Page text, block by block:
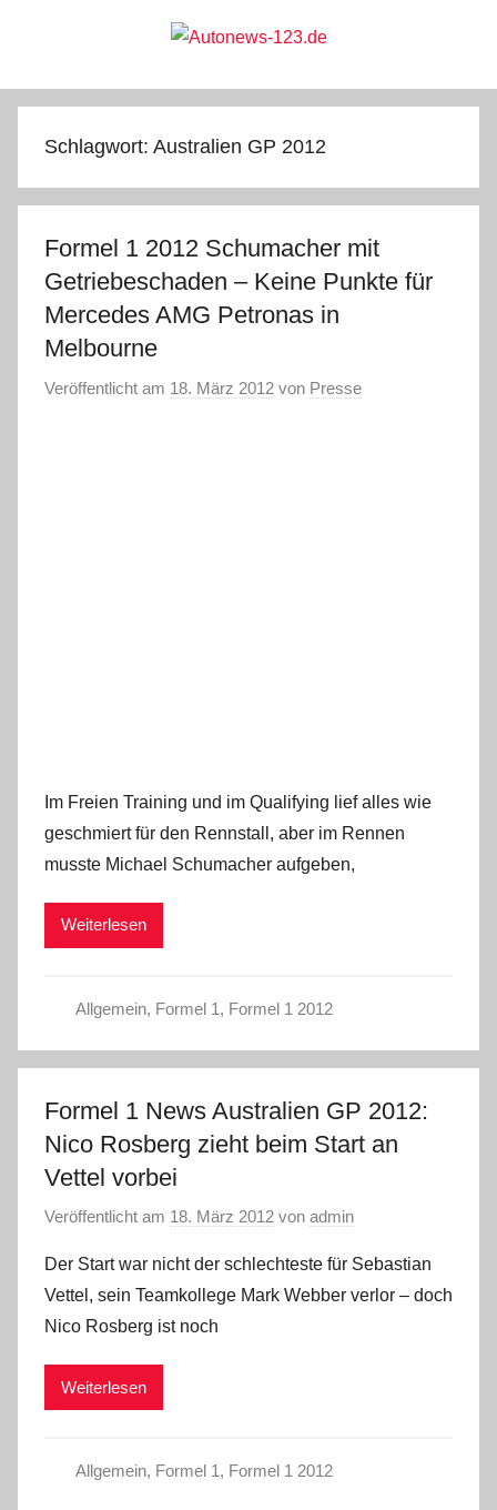
Autonews-
123.de
Schlagwort: Australien GP 2012
Formel 1 2012 Schumacher mit
Getriebeschaden – Keine Punkte für
Mercedes AMG Petronas in
Melbourne
Veröffentlicht am 18. März 2012 von Presse
Im Freien Training und im Qualifying lief alles wie
geschmiert für den Rennstall, aber im Rennen
musste Michael Schumacher aufgeben,
Weiterlesen
Allgemein, Formel 1, Formel 1 2012
Formel 1 News Australien GP 2012:
Nico Rosberg zieht beim Start an
Vettel vorbei
Veröffentlicht am 18. März 2012 von admin
Der Start war nicht der schlechteste für Sebastian
Vettel, sein Teamkollege Mark Webber verlor – doch
Nico Rosberg ist noch
Weiterlesen
Allgemein, Formel 1, Formel 1 2012